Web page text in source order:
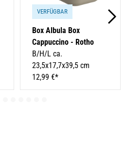
VERFÜGBAR
Box Albula Box
Cappuccino - Rotho
B/H/L ca.
23,5x17,7x39,5 cm
12,99 €*